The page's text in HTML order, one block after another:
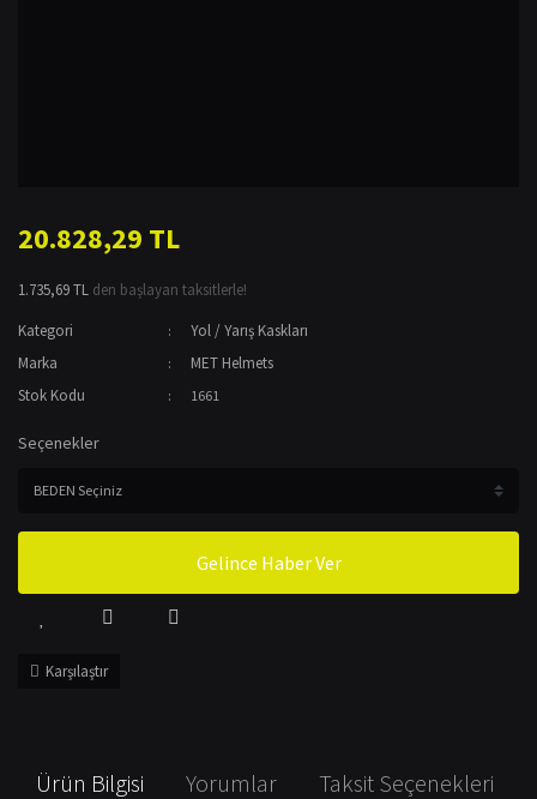
20.828,29 TL
1.735,69 TL den başlayan taksitlerle!
Kategori
Yol / Yarış Kaskları
Marka
MET Helmets
Stok Kodu
1661
Seçenekler
Gelince Haber Ver
Karşılaştır
Ürün Bilgisi Yorumlar Taksit Seçenekleri